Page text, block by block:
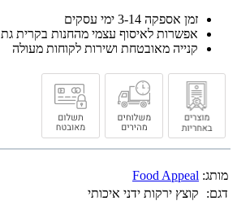
זמן אספקה 3-14 ימי עסקים
אפשרות לאיסוף עצמי מהחנות בקרית גת
קנייה מאובטחת ושירות לקוחות מעולה
מותג: Food Appeal
דגם:
קוצץ ירקות ידני איכותי